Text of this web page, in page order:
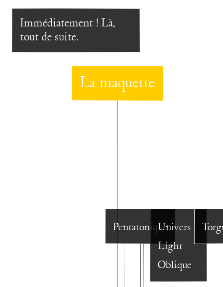
La maquette
PentatoniqueUnivers
Light
Oblique
Immédiatement ! Là,
tout de suite.